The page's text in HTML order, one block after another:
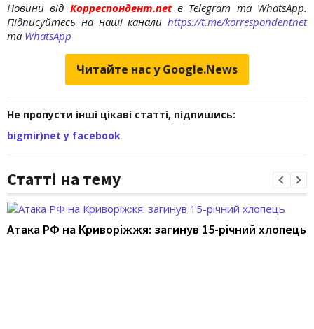
Новини від Корреспондент.netв Telegram та WhatsApp.
Підписуйтесь на наші канали https://t.me/korrespondentnet
та WhatsApp
Читайте нас у Google.News
Не пропусти інші цікаві статті, підпишись:
bigmir)net у facebook
Статті на тему
Атака РФ на Криворіжжя: загинув 15-річний хлопець